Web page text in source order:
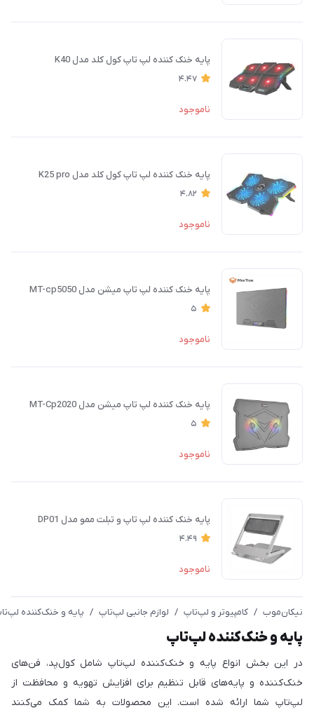
پایه خنک کننده لپ تاپ کول کلد مدل K40
4.47
ناموجود
پایه خنک کننده لپ تاپ کول کلد مدل K25 pro
4.82
ناموجود
پایه خنک کننده لپ تاپ میشن مدل MT-cp5050
5
ناموجود
پایه خنک کننده لپ تاپ میشن مدل MT-Cp2020
5
ناموجود
پایه خنک کننده لپ تاپ و تبلت ممو مدل DP01
4.49
ناموجود
نیکان‌موب / کامپیوتر و لپ‌تاپ / لوازم جانبی لپ‌تاپ / پایه و خنک‌کننده
پایه و خنک‌کننده لپ‌تاپ
در این بخش انواع پایه و خنک‌کننده لپ‌تاپ شامل کول‌پد، فن‌های
خنک‌کننده و پایه‌های قابل تنظیم برای افزایش تهویه و محافظت از
لپ‌تاپ شما ارائه شده است. این محصولات به شما کمک می‌کنند